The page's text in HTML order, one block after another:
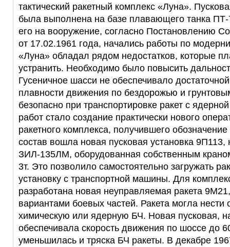
тактический ракетный комплекс «Луна».
была выполнена на базе плавающего танка
его на вооружение, согласно Постановлению
от 17.02.1961 года, начались работы по
«Луна» обладал рядом недостатков, которые
устранить. Необходимо было повысить
Гусеничное шасси не обеспечивало
плавности движения по бездорожью и
безопасно при транспортировке ракет с
работ стало создание практически нового
ракетного комплекса, получившего
состав вошла новая пусковая установка
ЗИЛ-135ЛМ, оборудованная собственным
3т. Это позволило самостоятельно загружать
установку с транспортной машины. Для
разработана новая неуправляемая ракета
вариантами боевых частей. Ракета могла нести
химическую или ядерную БЧ. Новая пусковая,
обеспечивала скорость движения по шоссе до
уменьшилась и тряска БЧ ракеты. В декабре